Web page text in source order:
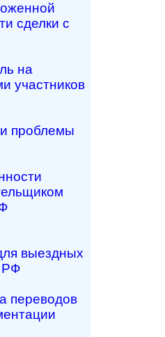
сделки с
на
участников
проблемы
выездных
РФ
переводов